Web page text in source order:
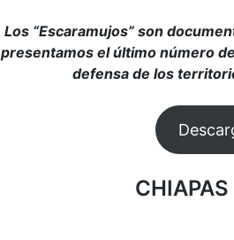
Los “Escaramujos” son
presentamos el último número
defensa de los